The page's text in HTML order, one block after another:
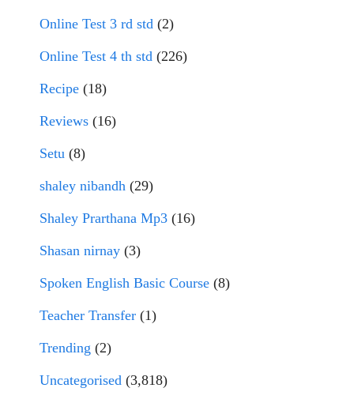
Online Test 3 rd std (2)
Online Test 4 th std (226)
Recipe (18)
Reviews (16)
Setu (8)
shaley nibandh (29)
Shaley Prarthana Mp3 (16)
Shasan nirnay (3)
Spoken English Basic Course (8)
Teacher Transfer (1)
Trending (2)
Uncategorised (3,818)